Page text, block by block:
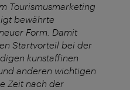
Tourismusmarketing
bewährte
Form. Damit
Startvorteil bei der
kunstaffinen
anderen wichtigen
Zeit nach der